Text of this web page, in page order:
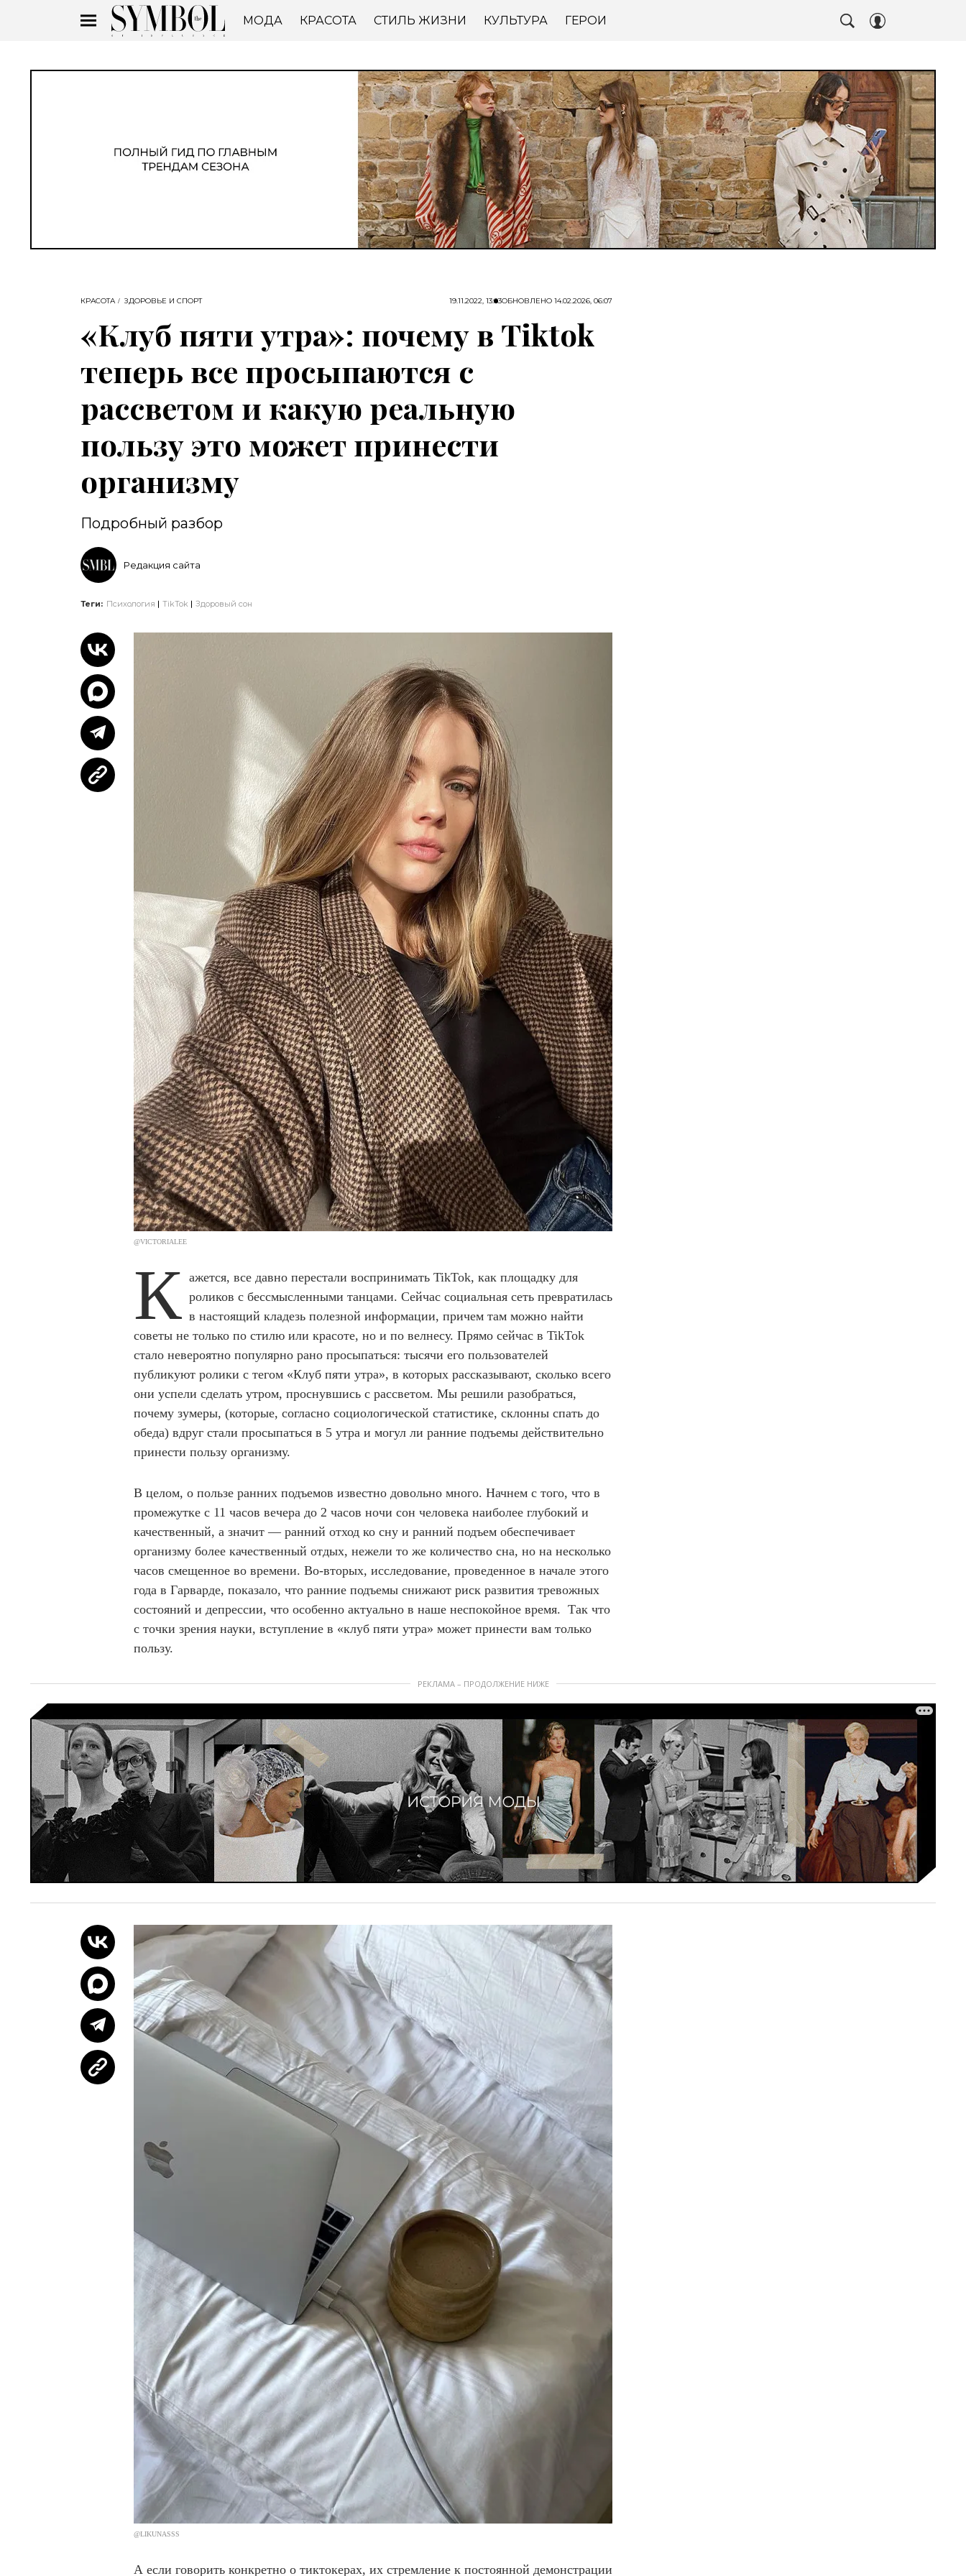
МОДА КРАСОТА СТИЛЬ ЖИЗНИ КУЛЬТУРА ГЕРОИ
КРАСОТА ЗДОРОВЬЕ И СПОРТ 19.11.2022, 13:03ОБНОВЛЕНО 14.02.2026, 06:07
«Клуб пяти утра»: почему в Tiktok
теперь все просыпаются с
рассветом и какую реальную
пользу это может принести
организму
Подробный разбор
Редакция сайта
Теги: Психология TikTok Здоровый сон
@VICTORIALEE
К ажется, все давно перестали воспринимать TikTok, как площадку для
роликов с бессмысленными танцами. Сейчас социальная сеть превратилась
в настоящий кладезь полезной информации, причем там можно найти
советы не только по стилю или красоте, но и по велнесу. Прямо сейчас в TikTok
стало невероятно популярно рано просыпаться: тысячи его пользователей
публикуют ролики с тегом «Клуб пяти утра», в которых рассказывают, сколько всего
они успели сделать утром, проснувшись с рассветом. Мы решили разобраться,
почему зумеры, (которые, согласно социологической статистике, склонны спать до
обеда) вдруг стали просыпаться в 5 утра и могул ли ранние подъемы действительно
принести пользу организму.
В целом, о пользе ранних подъемов известно довольно много. Начнем с того, что в
промежутке с 11 часов вечера до 2 часов ночи сон человека наиболее глубокий и
качественный, а значит — ранний отход ко сну и ранний подъем обеспечивает
организму более качественный отдых, нежели то же количество сна, но на несколько
часов смещенное во времени. Во-вторых, исследование, проведенное в начале этого
года в Гарварде, показало, что ранние подъемы снижают риск развития тревожных
состояний и депрессии, что особенно актуально в наше неспокойное время. Так что
с точки зрения науки, вступление в «клуб пяти утра» может принести вам только
пользу.
РЕКЛАМА – ПРОДОЛЖЕНИЕ НИЖЕ
@LIKUNASSS
А если говорить конкретно о тиктокерах, их стремление к постоянной демонстрации